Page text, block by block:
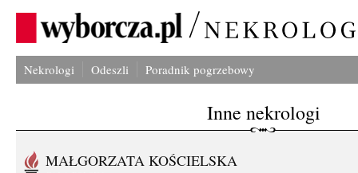
Nekrologi Odeszli Poradnik pogrzebowy
Inne nekrologi
MAŁGORZATA KOŚCIELSKA